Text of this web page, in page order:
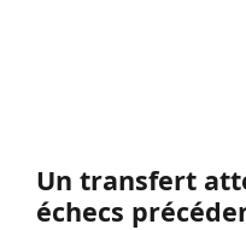
Un transfert
échecs